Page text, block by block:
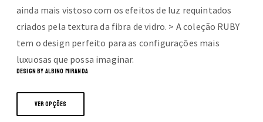
ainda mais vistoso com os efeitos de luz requintados
criados pela textura da fibra de vidro. > A coleção RUBY
tem o design perfeito para as configurações mais
luxuosas que possa imaginar.
DESIGN BY ALBINO MIRANDA
VER OPÇÕES
product